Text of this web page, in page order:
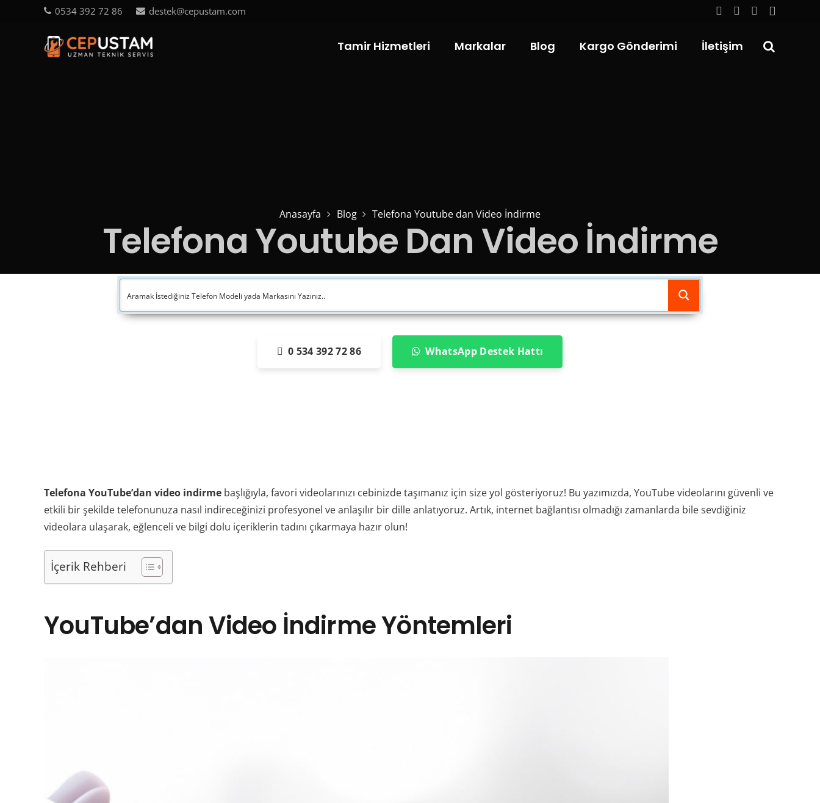
0534 392 72 86 destek@cepustam.com
Tamir Hizmetleri Markalar Blog Kargo Gönderimi İletişim
Anasayfa Blog Telefona Youtube dan Video İndirme
Telefona Youtube Dan Video İndirme
0 534 392 72 86 WhatsApp Destek Hattı
Telefona YouTube’dan video indirme başlığıyla, favori videolarınızı cebinizde taşımanız için size yol gösteriyoruz! Bu yazımızda, YouTube videolarını güvenli ve
etkili bir şekilde telefonunuza nasıl indireceğinizi profesyonel ve anlaşılır bir dille anlatıyoruz. Artık, internet bağlantısı olmadığı zamanlarda bile sevdiğiniz
videolara ulaşarak, eğlenceli ve bilgi dolu içeriklerin tadını çıkarmaya hazır olun!
İçerik Rehberi
YouTube’dan Video İndirme Yöntemleri